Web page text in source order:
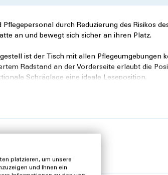
durch Reduzierung des Risikos
an und bewegt sich sicher an ihren Platz.
ist der Tisch mit allen Pflegeumgebungen
Radstand an der Vorderseite erlaubt die
Schräglage eine ideale Leseposition.
Tischplatte und das epoxidbeschichtete
individuell wählbar.
730 - 1080 mm
platzieren, um unsere
und Ihnen ein